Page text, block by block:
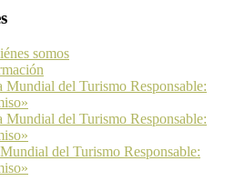
somos
Mundial del Turismo Responsable:
Mundial del Turismo Responsable:
del Turismo Responsable: